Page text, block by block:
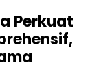
Perkuat